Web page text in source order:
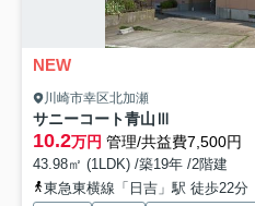
NEW
川崎市幸区北加瀬
サニーコート青山Ⅲ
10.2万円 管理/共益費7,500円
43.98㎡ (1LDK) /築19年 /2階建
東急東横線「日吉」駅 徒歩22分